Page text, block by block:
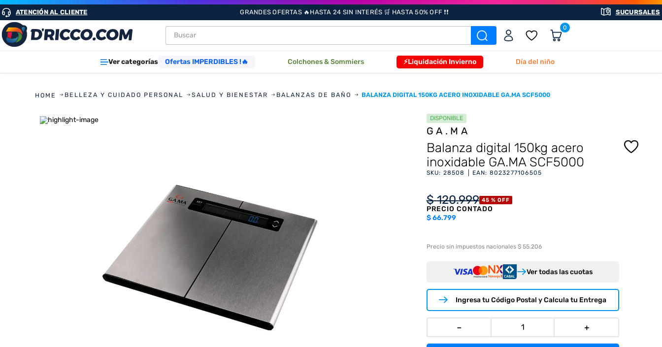
ATENCIÓN AL CLIENTE GRANDES OFERTAS 🔥HASTA 24 SIN INTERÉS 🛒 HASTA 50% OFF ❗❗ SUCURSALES
Buscar 0
Ver categorías Ofertas IMPERDIBLES !🔥 Colchones & Sommiers ⚡Liquidación Invierno Día del niño
BELLEZA Y CUIDADO PERSONAL SALUD Y BIENESTAR BALANZAS DE BAÑO BALANZA DIGITAL 150KG ACERO INOXIDABLE GA.MA SCF5000
DISPONIBLE
GA.MA
Balanza digital 150kg acero
inoxidable GA.MA SCF5000
SKU: 28508 EAN: 8023277106505
$ 120.999 45 % OFF
PRECIO CONTADO
$66.799
Precio sin impuestos nacionales $ 55.206
Ver todas las cuotas
Ingresa tu Código Postal y Calcula tu Entrega
＋
－
TÉRMINOS MÁS BUSCADOS
1. heladeras
8. termotanque
freidora aire